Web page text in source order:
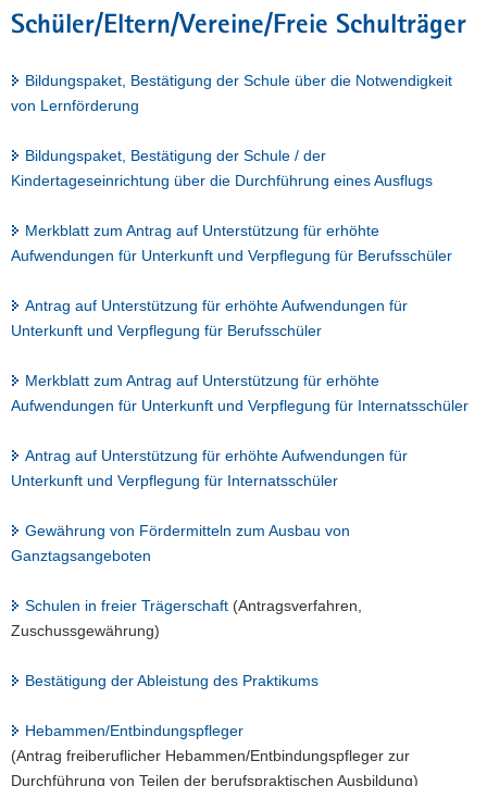
a
i
n
Schüler/Eltern/Vereine/Freie Schulträger
Bildungspaket, Bestätigung der Schule über die Notwendigkeit
von Lernförderung
Bildungspaket, Bestätigung der Schule / der
Kindertageseinrichtung über die Durchführung eines Ausflugs
Merkblatt zum Antrag auf Unterstützung für erhöhte
Aufwendungen für Unterkunft und Verpflegung für Berufsschüler
Antrag auf Unterstützung für erhöhte Aufwendungen für
Unterkunft und Verpflegung für Berufsschüler
Merkblatt zum Antrag auf Unterstützung für erhöhte
Aufwendungen für Unterkunft und Verpflegung für Internatsschüler
Antrag auf Unterstützung für erhöhte Aufwendungen für
Unterkunft und Verpflegung für Internatsschüler
Gewährung von Fördermitteln zum Ausbau von
Ganztagsangeboten
Schulen in freier Trägerschaft (Antragsverfahren,
Zuschussgewährung)
Bestätigung der Ableistung des Praktikums
Hebammen/Entbindungspfleger
(Antrag freiberuflicher Hebammen/Entbindungspfleger zur
Durchführung von Teilen der berufspraktischen Ausbildung)